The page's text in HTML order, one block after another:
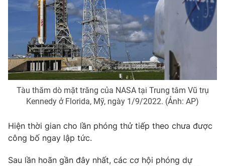
Vươn mình bằng AI
VTV9 VTV8
Liên hệ tòa soạn English
THỜI BÁO VTV
Tàu thăm dò mặt trăng của NASA tại Trung tâm Vũ trụ
Kennedy ở Florida, Mỹ, ngày 1/9/2022. (Ảnh: AP)
Hiện thời gian cho lần phóng thử tiếp theo chưa được
công bố ngay lập tức.
Sau lần hoãn gần đây nhất, các cơ hội phóng dự